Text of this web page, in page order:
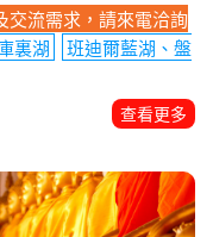
交流需求，請來電洽詢
裏湖
班迪爾藍湖、盤
查看更多